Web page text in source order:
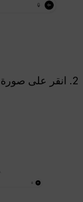
انقر على